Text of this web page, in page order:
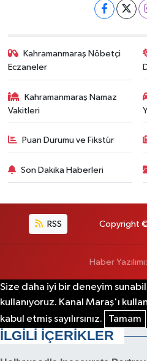
Kahramanmaraş Nöbetçi
Eczaneler
Kahramanmaraş Namaz
Vakitleri
Puan Durumu ve Fikstür
Son Dakika Haberleri
RSS Copyright ©
Haber Yazılımı:
Size daha iyi bir deneyim
kullanıyoruz. Kanal Maraş'ı
kabul etmiş sayılırsınız.
Tamam